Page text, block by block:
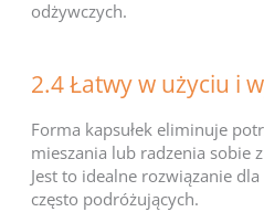
odżywczych.
2.4 Łatwy w użyciu i
Forma kapsułek eliminuje
mieszania lub radzenia sobie
Jest to idealne rozwiązanie
często podróżujących.